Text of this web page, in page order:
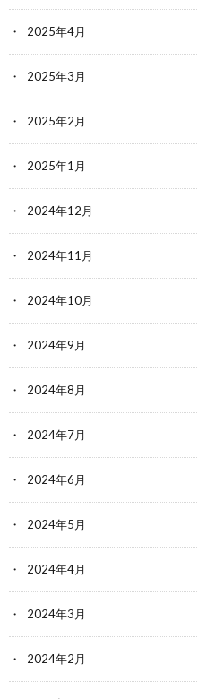
2025年4月
2025年3月
2025年2月
2025年1月
2024年12月
2024年11月
2024年10月
2024年9月
2024年8月
2024年7月
2024年6月
2024年5月
2024年4月
2024年3月
2024年2月